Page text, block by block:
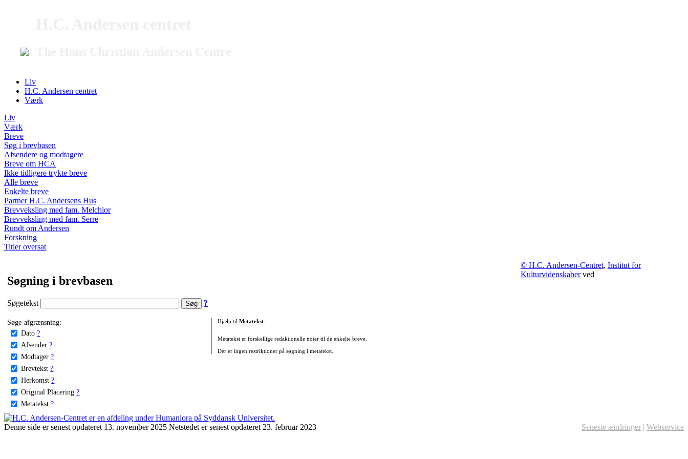
Liv
H.C. Andersen centret
Værk
Liv
Værk
Breve
Søg i brevbasen
Afsendere og modtagere
Breve om HCA
Ikke tidligere trykte breve
Alle breve
Enkelte breve
Partner H.C. Andersens Hus
Brevveksling med fam. Melchior
Brevveksling med fam. Serre
Rundt om Andersen
Forskning
Titler oversat
Søgning i brevbasen
Søgetekst ?
Søge-afgrænsning:
Dato ?
Afsender ?
Modtager ?
Brevtekst ?
Herkomst ?
Original Placering ?
Metatekst ?
Hjælp til Metatekst:
Metatekst er forskellige redaktionelle noter til de enkelte breve.
Der er ingen restriktioner på søgning i metatekst.
© H.C. Andersen-Centret, Institut for
Kulturvidenskaberved
Denne side er senest opdateret 13. november 2025 Netstedet er senest opdateret 23. februar 2023 Seneste ændringer | Webservice